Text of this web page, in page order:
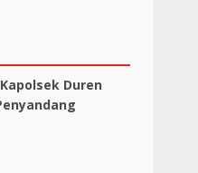
Kapolsek Duren